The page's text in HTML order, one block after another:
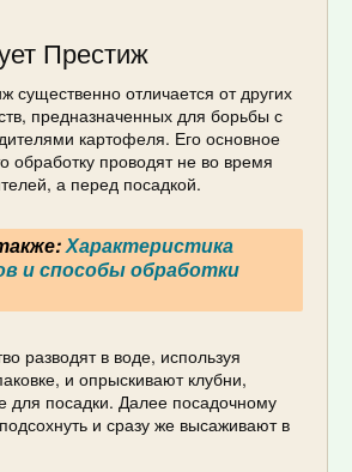
Престиж
существенно отличается от других
предназначенных для борьбы с
картофеля. Его основное
обработку проводят не во время
а перед посадкой.
Характеристика
и способы обработки
разводят в воде, используя
и опрыскивают клубни,
для посадки. Далее посадочному
и сразу же высаживают в